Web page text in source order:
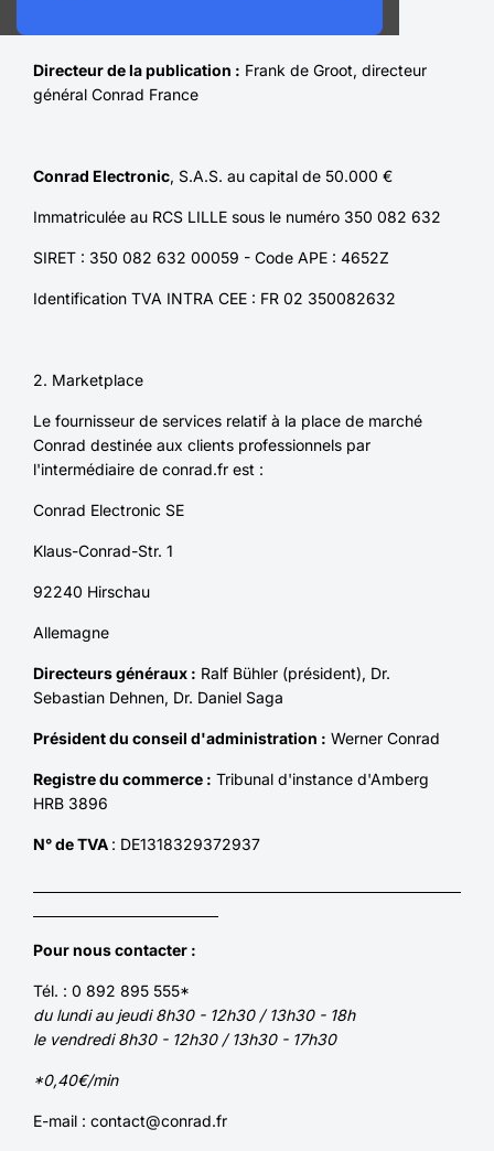
Directeur de la publication : Frank de Groot, directeur
général Conrad France
Conrad Electronic, S.A.S. au capital de 50.000 €
Immatriculée au RCS LILLE sous le numéro 350 082 632
SIRET : 350 082 632 00059 - Code APE : 4652Z
Identification TVA INTRA CEE : FR 02 350082632
2. Marketplace
Le fournisseur de services relatif à la place de marché
Conrad destinée aux clients professionnels par
l'intermédiaire de conrad.fr est :
Conrad Electronic SE
Klaus-Conrad-Str. 1
92240 Hirschau
Allemagne
Directeurs généraux : Ralf Bühler (président), Dr.
Sebastian Dehnen, Dr. Daniel Saga
Président du conseil d'administration : Werner Conrad
Registre du commerce : Tribunal d'instance d'Amberg
HRB 3896
N° de TVA : DE1318329372937
Pour nous contacter :
Tél. : 0 892 895 555*
du lundi au jeudi 8h30 - 12h30 / 13h30 - 18h
le vendredi 8h30 - 12h30 / 13h30 - 17h30
*0,40€/min
E-mail : contact@conrad.fr